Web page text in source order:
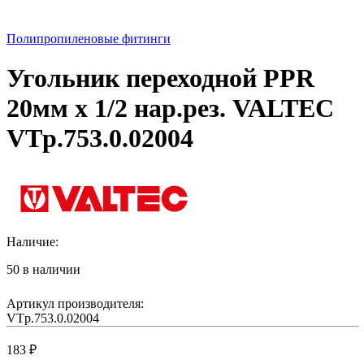
Полипропиленовые фитинги
Угольник переходной PPR
20мм х 1/2 нар.рез. VALTEC
VTp.753.0.02004
Наличие:
50 в наличии
Артикул производителя:
VTp.753.0.02004
183 ₽